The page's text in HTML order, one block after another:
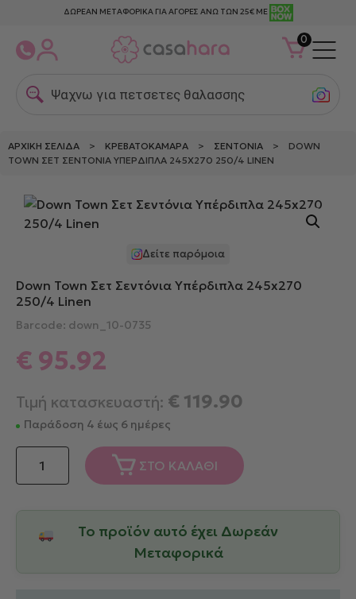
ΔΩΡΕΑΝ ΜΕΤΑΦΟΡΙΚΑ ΓΙΑ ΑΓΟΡΕΣ ΑΝΩ ΤΩΝ 25€ ΜΕ
0
Ψαχνω για πετσετες θαλασσης
ΑΡΧΙΚΉ ΣΕΛΊΔΑ > ΚΡΕΒΑΤΟΚΆΜΑΡΑ > ΣΕΝΤΌΝΙΑ > DOWN
TOWN ΣΕΤ ΣΕΝΤΌΝΙΑ ΥΠΈΡΔΙΠΛΑ 245X270 250/4 LINEN
Δείτε παρόμοια
Down Town Σετ Σεντόνια Υπέρδιπλα 245x270
250/4 Linen
Barcode: down_10-0735
€ 95.92
Τιμή κατασκευαστή: € 119.90
Παράδοση 4 έως 6 ημέρες
Town
Σεντόνια
Υπέρδιπλα
ΣΤΟ ΚΑΛΑΘΙ
Το προϊόν αυτό έχει Δωρεάν
Μεταφορικά